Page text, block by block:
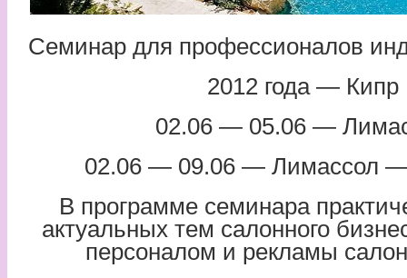
Семинар для профессионалов
2012 года — Кипр
02.06 — 05.06 —
02.06 — 09.06 — Лимассол
В программе семинара
актуальных тем салонного
персоналом и рекламы